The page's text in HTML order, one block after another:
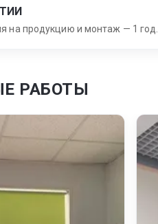
на продукцию и монтаж — 1 год.
РАБОТЫ